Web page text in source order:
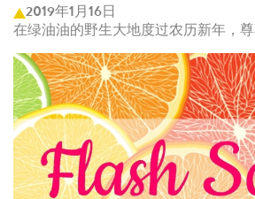
2019年1月16日
在绿油油的野生大地度过农历新年，